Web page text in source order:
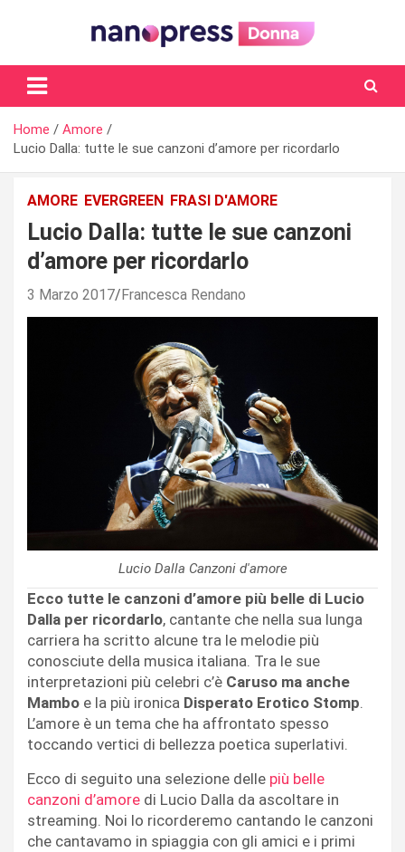
Il magazine femminile di Nanopress.it
Home
Amore
Lucio Dalla: tutte le sue canzoni d’amore per ricordarlo
AMORE EVERGREEN FRASI D'AMORE
Lucio Dalla: tutte le sue canzoni
d’amore per ricordarlo
3 Marzo 2017 Francesca Rendano
Lucio Dalla Canzoni d'amore
Ecco tutte le canzoni d’amore più belle di Lucio
Dalla per ricordarlo, cantante che nella sua lunga
carriera ha scritto alcune tra le melodie più
conosciute della musica italiana. Tra le sue
interpretazioni più celebri c’è Caruso ma anche
Mambo e la più ironica Disperato Erotico Stomp.
L’amore è un tema che ha affrontato spesso
toccando vertici di bellezza poetica superlativi.
Ecco di seguito una selezione delle più belle
canzoni d’amore di Lucio Dalla da ascoltare in
streaming. Noi lo ricorderemo cantando le canzoni
che cantavamo in spiaggia con gli amici e i primi